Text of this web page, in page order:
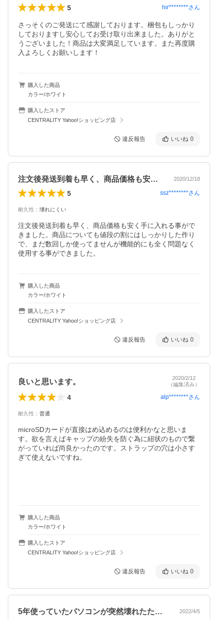
5 hir********さん
さっそくのご発送にて感謝しております。梱包もしっかり
しておりますし安心してお受け取り出来ました。ありがと
うございました！商品は大変満足しています。また再度購
入よろしくお願いします！
購入した商品
カラー/ホワイト
購入したストア
CENTRALITY Yahoo!ショッピング店
違反報告 いいね 0
注文後発送到着も早く、商品価格も安く手… 2020/12/18
5 ssz********さん
耐久性 ： 壊れにくい
注文後発送到着も早く、商品価格も安く手に入れる事がで
きました。商品についても値段の割にはしっかりした作り
で、まだ数回しか使ってませんが機能的にも全く問題なく
使用する事ができました。
購入した商品
カラー/ホワイト
購入したストア
CENTRALITY Yahoo!ショッピング店
違反報告 いいね 0
良いと思います。
2020/2/12
（編集済み）
4 alp********さん
耐久性 ： 普通
microSDカードが直接はめ込めるのは便利かなと思いま
す。欲を言えばキャップの紛失を防ぐ為に紐状のもので繋
がっていれば尚良かったのです。ストラップの穴は小さす
ぎて使えないですね。
購入した商品
カラー/ホワイト
購入したストア
CENTRALITY Yahoo!ショッピング店
違反報告 いいね 0
5年使っていたパソコンが突然壊れたため… 2022/4/5